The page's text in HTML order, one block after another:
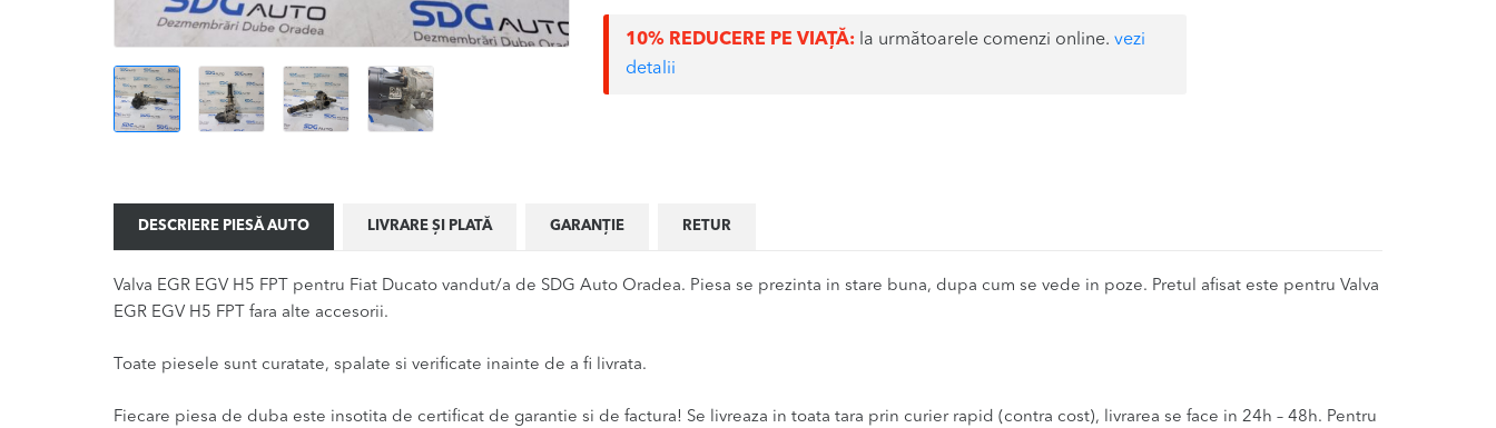
10% REDUCERE PE VIAȚĂ: la următoarele comenzi online.vezi
detalii
DESCRIERE PIESĂ AUTO LIVRARE ȘI PLATĂ GARANȚIE RETUR
Valva EGR EGV H5 FPT pentru Fiat Ducato vandut/a de SDG Auto Oradea. Piesa se prezinta in stare buna, dupa cum se vede in poze. Pretul afisat este pentru Valva
EGR EGV H5 FPT fara alte accesorii.
Toate piesele sunt curatate, spalate si verificate inainte de a fi livrata.
Fiecare piesa de duba este insotita de certificat de garantie si de factura! Se livreaza in toata tara prin curier rapid (contra cost), livrarea se face in 24h – 48h. Pentru